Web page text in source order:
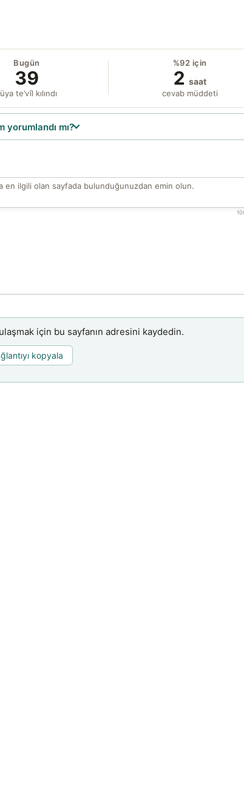
Bugün
39
te’vîl kılındı
%92 için
2 saat
cevab müddeti
yorumlandı mı?
en ilgili olan sayfada bulunduğunuzdan emin olun.
için bu sayfanın adresini kaydedin.
kopyala